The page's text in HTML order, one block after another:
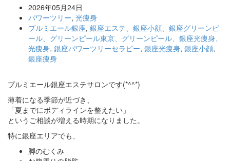
2026年05月24日
パワーツリー, 光痩身
プルミエール銀座, 銀座エステ、銀座小顔、銀座グリーンピ
ール、グリーンピール東京、グリーンピール、銀座光痩身、
光痩身, 銀座パワーツリーセラピー, 銀座光痩身, 銀座小顔,
銀座痩身
プルミエール銀座エステサロンです(*^^*)
薄着になる季節が近づき、
「夏までにボディラインを整えたい」
というご相談が増える時期になりました。
特に銀座エリアでも、
脚のむくみ